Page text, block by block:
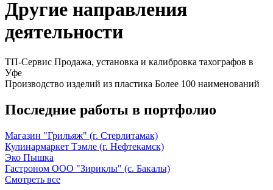
Другие направления
деятельности
ТП-Сервис Продажа, установка и калибровка тахографов в
Уфе
Производство изделий из пластика Более 100 наименований
Последние работы в портфолио
Магазин "Грильяж" (г. Стерлитамак)
Кулинармаркет Тэмле (г. Нефтекамск)
Эко Пышка
Гастроном ООО "Зириклы" (с. Бакалы)
Смотреть все